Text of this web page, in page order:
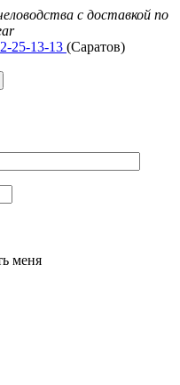
с доставкой по
25-13-13 (Саратов)
меня